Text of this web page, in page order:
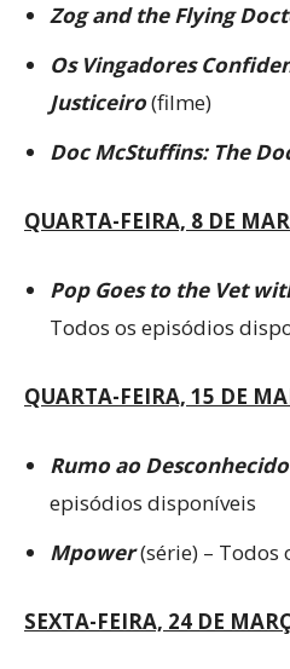
Zog and the Flying
Os Vingadores
Justiceiro(filme)
Doc McStuffins: The
QUARTA-FEIRA, 8 DE
Pop Goes to the Vet
Todos os episódios
QUARTA-FEIRA, 15 DE
Rumo ao Desconhecido
episódios disponíveis
Mpower(série) –
SEXTA-FEIRA, 24 DE